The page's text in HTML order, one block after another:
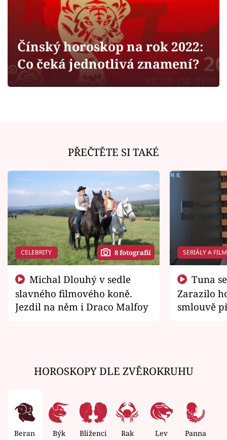
Sledujte prima+
Filmový festival Karlovy Vary
Sledujte nás
Čínský horoskop na rok 2022:
Co čeká jednotlivá znamení?
PŘEČTĚTE SI TAKÉ
CELEBRITY 8 fotografií
slavného filmového koně.
Jezdil na něm i Draco Malfoy
SERIÁLY A
Zarazilo
smlouvě
HOROSKOPY DLE ZVĚROKRUHU
Beran Býk Blíženci Rak Lev Panna